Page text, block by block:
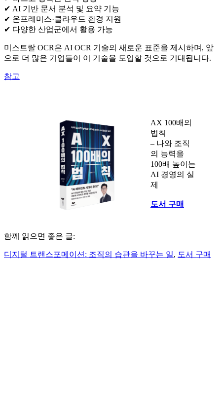
✔ AI 기반 문서 분석 및 요약 기능
✔ 온프레미스·클라우드 환경 지원
✔ 다양한 산업군에서 활용 가능
미스트랄 OCR은 AI OCR 기술의 새로운 표준을 제시하며, 앞
으로 더 많은 기업들이 이 기술을 도입할 것으로 기대됩니다.
참고
AX 100배의
법칙
– 나와 조직
의 능력을
100배 높이는
AI 경영의 실
제
도서 구매
함께 읽으면 좋은 글:
디지털 트랜스포메이션: 조직의 습관을 바꾸는 일, 도서 구매